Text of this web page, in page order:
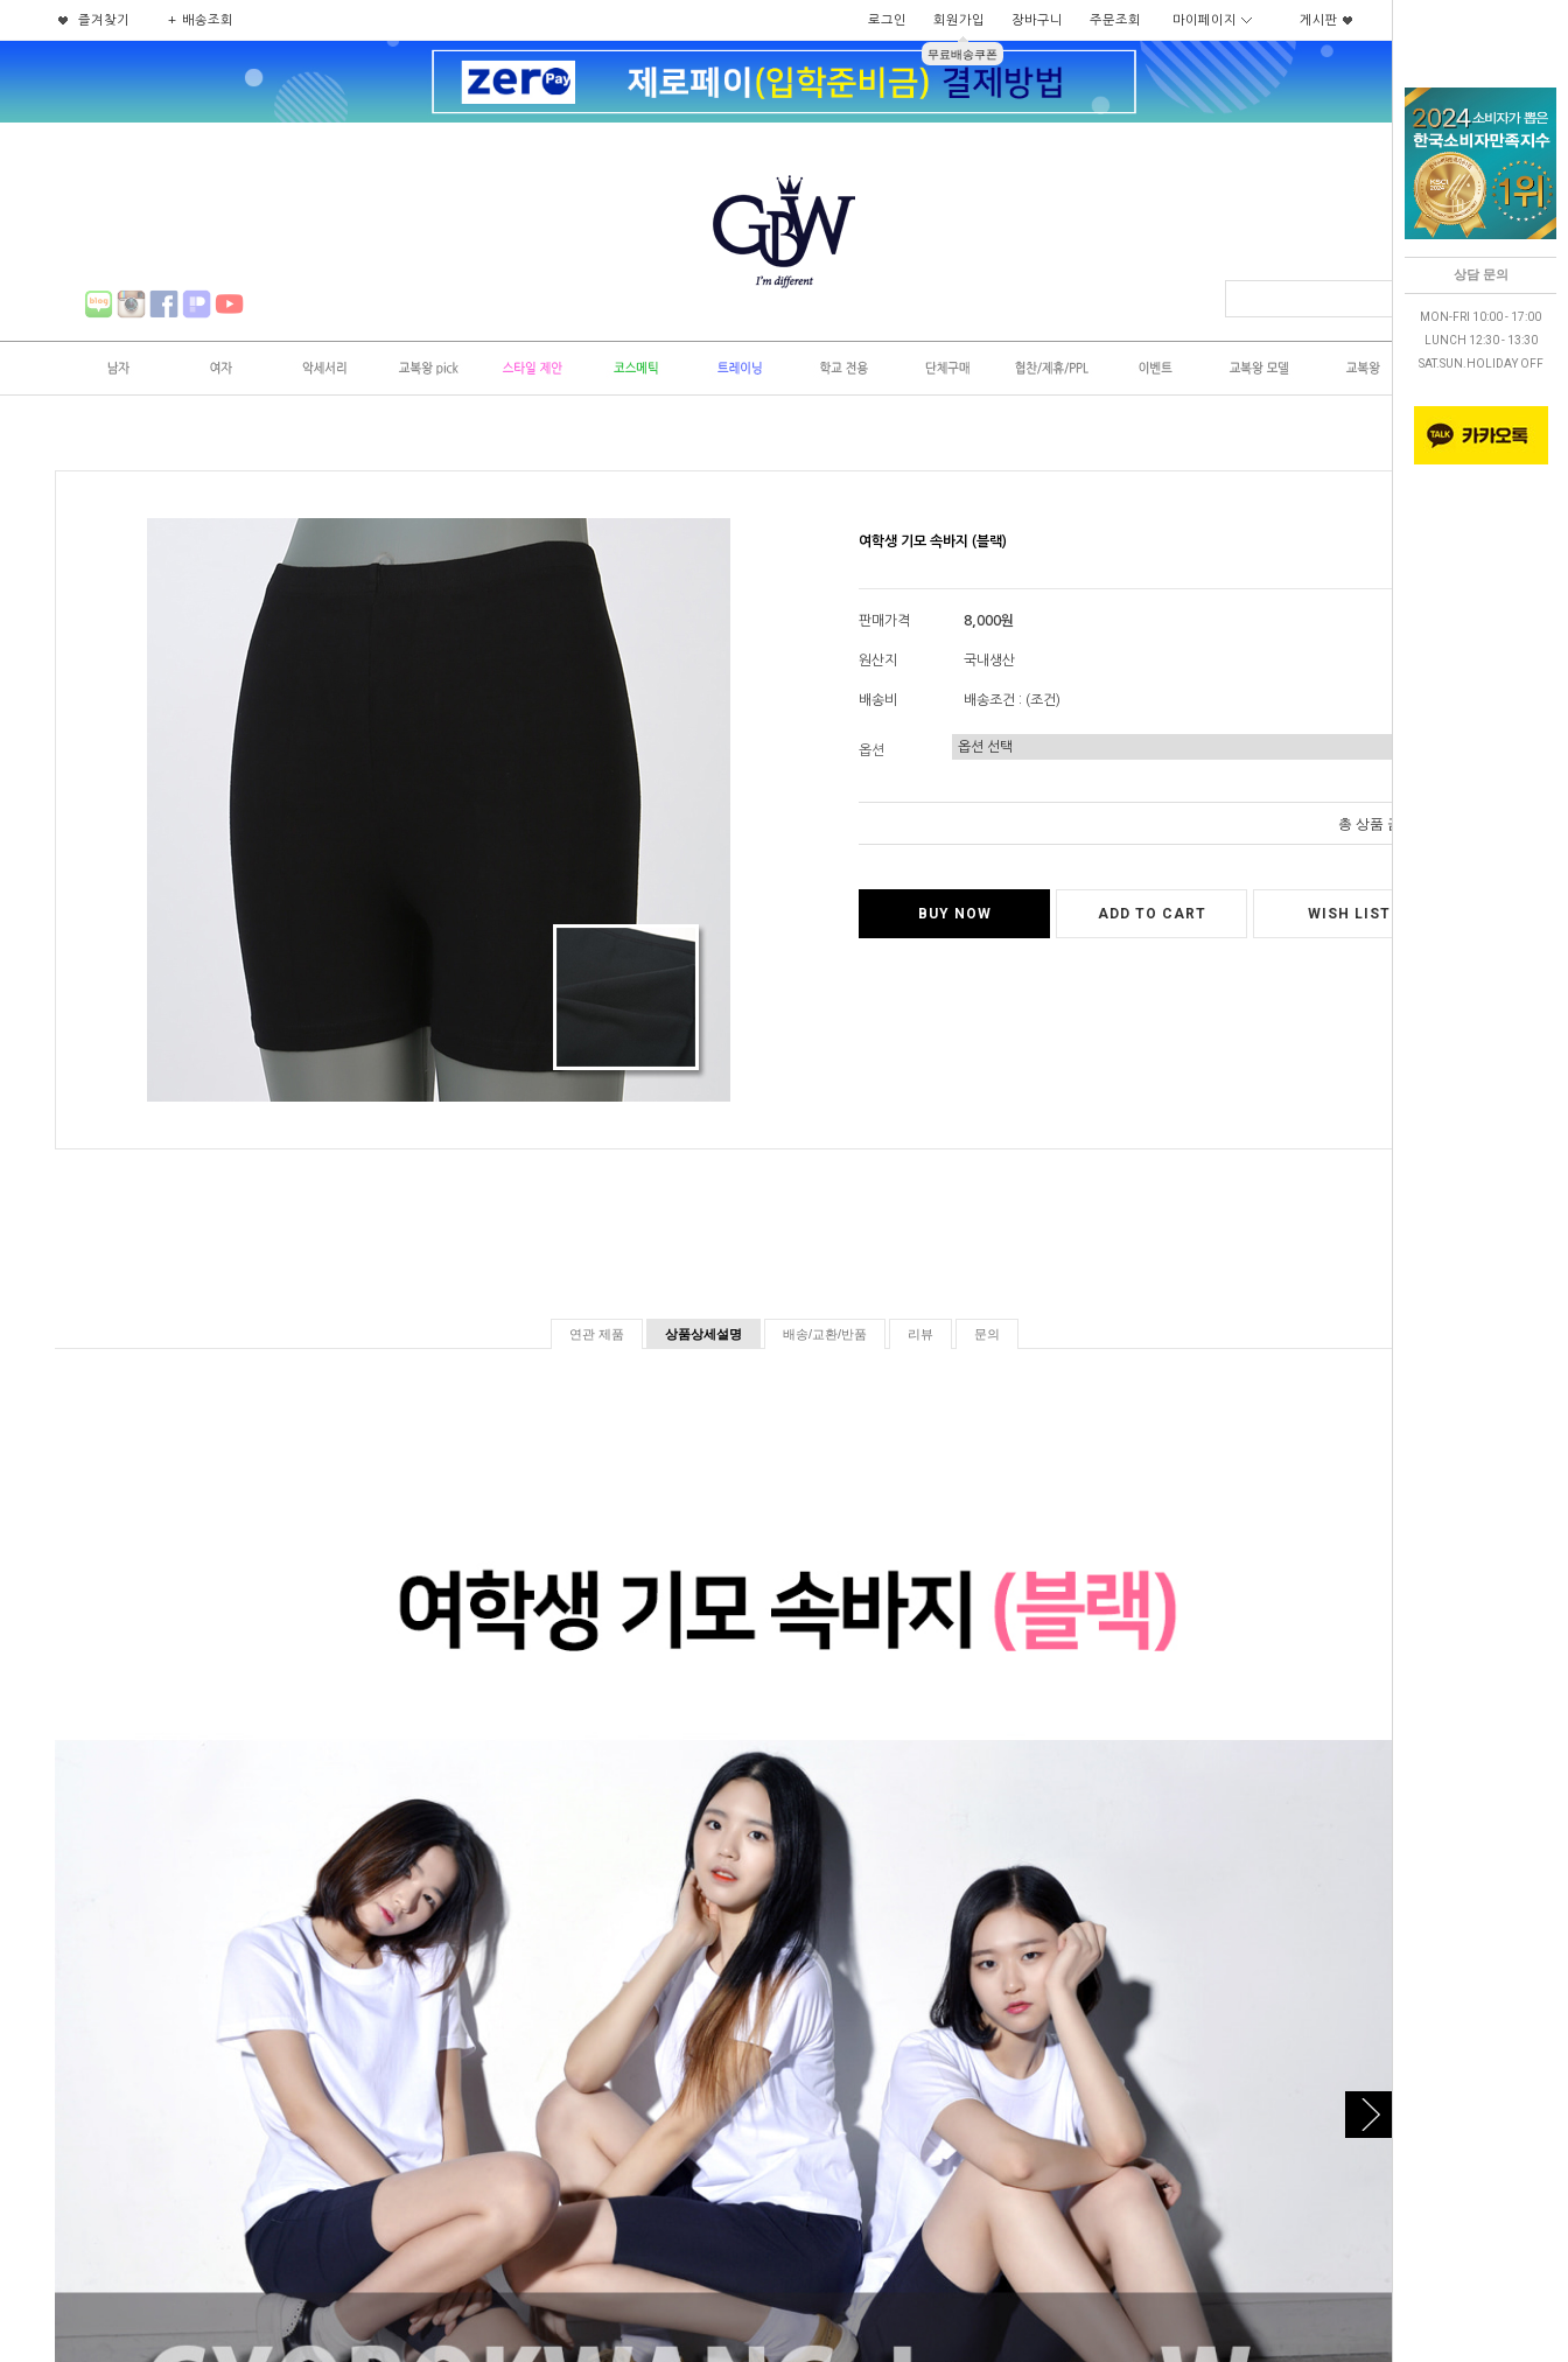
상담 문의
MON-FRI 10:00 - 17:00
LUNCH 12:30 - 13:30
SAT.SUN.HOLIDAY OFF
즐겨찾기 + 배송조회 로그인 회원가입
무료배송쿠폰
장바구니 주문조회 마이페이지 게시판
여학생 기모 속바지 (블랙)
판매가격 8,000원
원산지 국내생산
배송비 배송조건 : (조건)
옵션
총 상품 금액
BUY NOW ADD TO CART WISH LIST
연관 제품 상품상세설명 배송/교환/반품 리뷰 문의